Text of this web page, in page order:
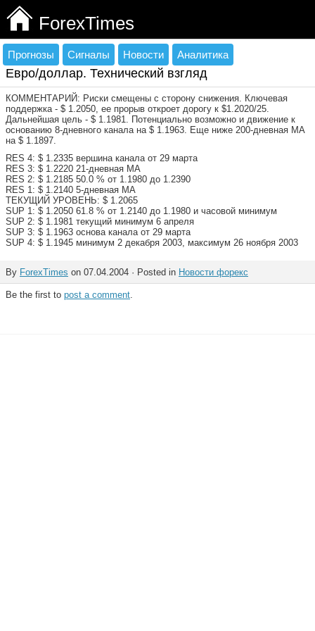
ForexTimes
Прогнозы Сигналы Новости Аналитика
Евро/доллар. Технический взгляд
КОММЕНТАРИЙ: Риски смещены с сторону снижения. Ключевая
поддержка - $ 1.2050, ее прорыв откроет дорогу к $1.2020/25.
Дальнейшая цель - $ 1.1981. Потенциально возможно и движение к
основанию 8-дневного канала на $ 1.1963. Еще ниже 200-дневная МА
на $ 1.1897.
RES 4: $ 1.2335 вершина канала от 29 марта
RES 3: $ 1.2220 21-дневная МА
RES 2: $ 1.2185 50.0 % от 1.1980 до 1.2390
RES 1: $ 1.2140 5-дневная МА
ТЕКУЩИЙ УРОВЕНЬ: $ 1.2065
SUP 1: $ 1.2050 61.8 % от 1.2140 до 1.1980 и часовой минимум
SUP 2: $ 1.1981 текущий минимум 6 апреля
SUP 3: $ 1.1963 основа канала от 29 марта
SUP 4: $ 1.1945 минимум 2 декабря 2003, максимум 26 ноября 2003
By ForexTimes on 07.04.2004 · Posted in Новости форекс
Be the first to post a comment.